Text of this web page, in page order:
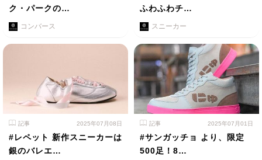
ク・パークの…
コンバース
ふわふわチ…
スニーカー
記事 2025年07月08日
#レペット 新作スニーカーは
銀のバレエ…
記事 2025年07月01日
#サンガッチョ より、限定
500足！8…